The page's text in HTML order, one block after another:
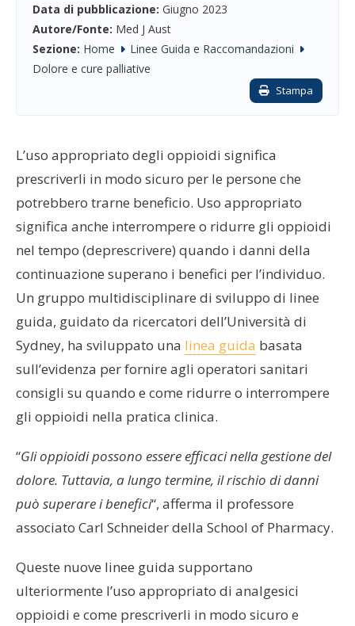
Data di pubblicazione: Giugno 2023
Autore/Fonte: Med J Aust
Sezione: Home
Linee Guida e Raccomandazioni
Dolore e cure palliative
Stampa
L’uso appropriato degli oppioidi significa
prescriverli in modo sicuro per le persone che
potrebbero trarne beneficio. Uso appropriato
significa anche interrompere o ridurre gli oppioidi
nel tempo (deprescrivere) quando i danni della
continuazione superano i benefici per l’individuo.
Un gruppo multidisciplinare di sviluppo di linee
guida, guidato da ricercatori dell’Università di
Sydney, ha sviluppato una linea guida basata
sull’evidenza per fornire agli operatori sanitari
consigli su quando e come ridurre o interrompere
gli oppioidi nella pratica clinica.
“Gli oppioidi possono essere efficaci nella gestione del
dolore. Tuttavia, a lungo termine, il rischio di danni
può superare i benefici“, afferma il professore
associato Carl Schneider della School of Pharmacy.
Queste nuove linee guida supportano
ulteriormente l’uso appropriato di analgesici
oppioidi e come prescriverli in modo sicuro e